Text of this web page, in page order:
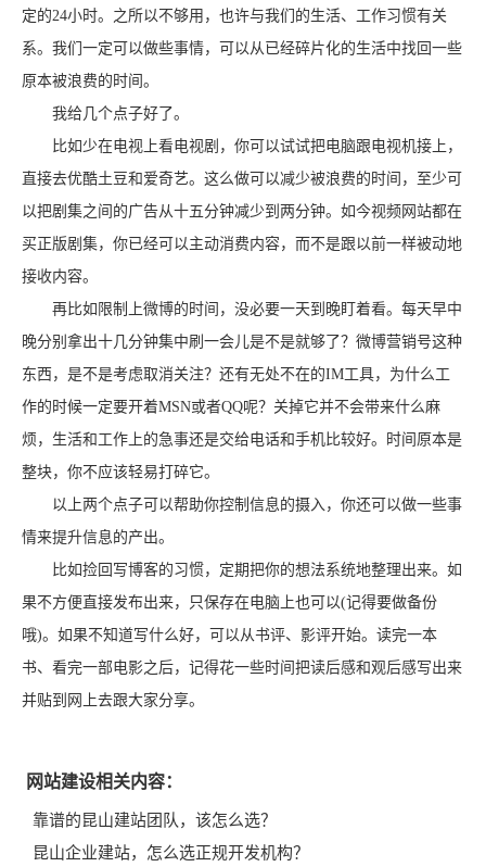
定的24小时。之所以不够用，也许与我们的生活、工作习惯有关
系。我们一定可以做些事情，可以从已经碎片化的生活中找回一些
原本被浪费的时间。
我给几个点子好了。
比如少在电视上看电视剧，你可以试试把电脑跟电视机接上，
直接去优酷土豆和爱奇艺。这么做可以减少被浪费的时间，至少可
以把剧集之间的广告从十五分钟减少到两分钟。如今视频网站都在
买正版剧集，你已经可以主动消费内容，而不是跟以前一样被动地
接收内容。
再比如限制上微博的时间，没必要一天到晚盯着看。每天早中
晚分别拿出十几分钟集中刷一会儿是不是就够了？微博营销号这种
东西，是不是考虑取消关注？还有无处不在的IM工具，为什么工
作的时候一定要开着MSN或者QQ呢？关掉它并不会带来什么麻
烦，生活和工作上的急事还是交给电话和手机比较好。时间原本是
整块，你不应该轻易打碎它。
以上两个点子可以帮助你控制信息的摄入，你还可以做一些事
情来提升信息的产出。
比如捡回写博客的习惯，定期把你的想法系统地整理出来。如
果不方便直接发布出来，只保存在电脑上也可以(记得要做备份
哦)。如果不知道写什么好，可以从书评、影评开始。读完一本
书、看完一部电影之后，记得花一些时间把读后感和观后感写出来
并贴到网上去跟大家分享。
网站建设相关内容：
靠谱的昆山建站团队，该怎么选？
昆山企业建站，怎么选正规开发机构？